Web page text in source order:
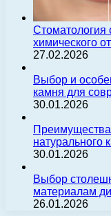
Стоматология
химического
27.02.2026
Выбор и
камня для
30.01.2026
Преимущества
30.01.2026
Выбор
материалам
26.01.2026